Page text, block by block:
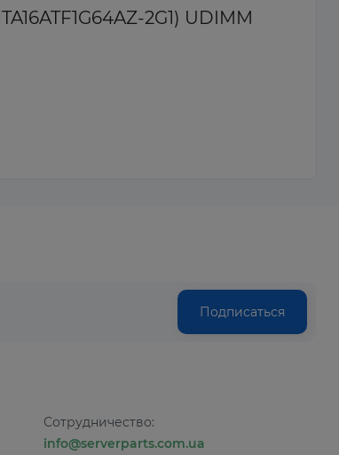
2G1) UDIMM
Подписаться
Сотрудничество:
info@serverparts.com.ua